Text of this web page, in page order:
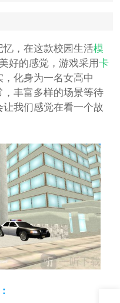
，在这款校园生活模
好的感觉，游戏采用卡
化身为一名女高中
丰富多样的场景等待
我们感觉在看一个故